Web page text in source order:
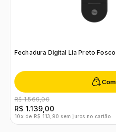
Fechadura Digital Lia Preto
R$ 1.569,00
R$ 1.139,00
10x de R$ 113,90 sem juros no cartão